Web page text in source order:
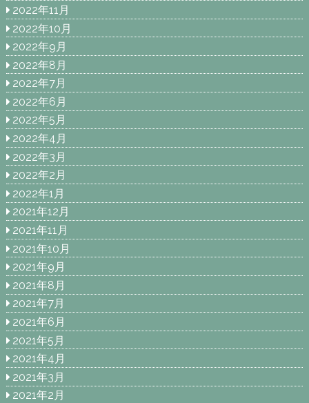
2022年11月
2022年10月
2022年9月
2022年8月
2022年7月
2022年6月
2022年5月
2022年4月
2022年3月
2022年2月
2022年1月
2021年12月
2021年11月
2021年10月
2021年9月
2021年8月
2021年7月
2021年6月
2021年5月
2021年4月
2021年3月
2021年2月